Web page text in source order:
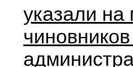
указали на